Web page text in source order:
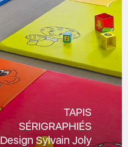
TAPIS
SÉRIGRAPHIÉS
Design Sylvain Joly